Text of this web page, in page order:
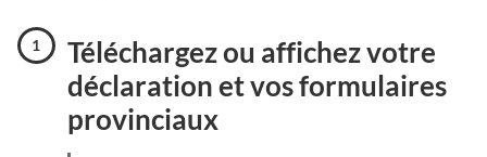
Téléchargez ou affichez votre
déclaration et vos formulaires
provinciaux